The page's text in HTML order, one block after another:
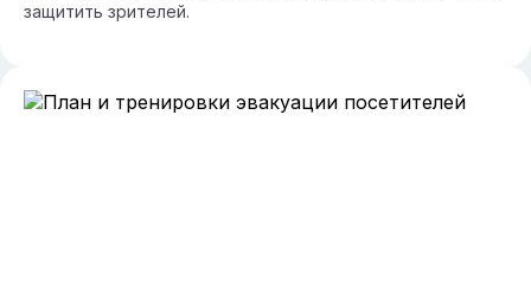
защитить зрителей.